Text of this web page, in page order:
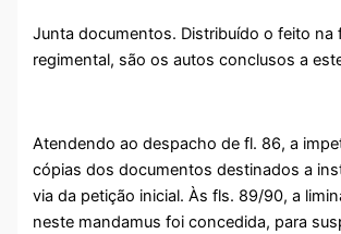
Junta documentos. Distribuído o feito na
regimental, são os autos conclusos a
Atendendo ao despacho de fl. 86, a
cópias dos documentos destinados a
via da petição inicial. Às fls. 89/90, a
neste mandamus foi concedida, para